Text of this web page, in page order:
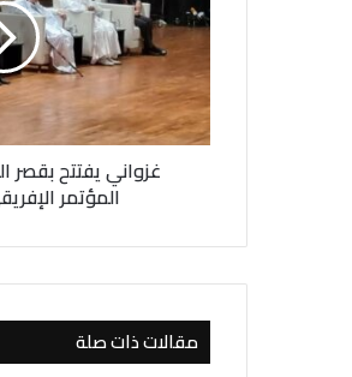
ا
ن
ي
ي
ف
ت
ق
ر
ا
م
غزواني يفتتح بقصر
المؤتمر
مقالات ذات صلة